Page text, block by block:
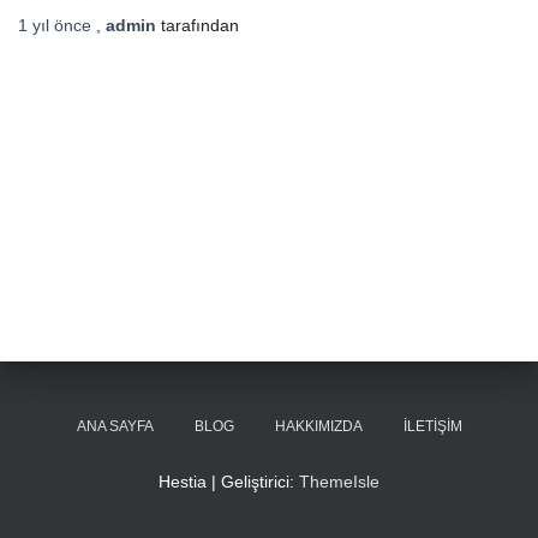
1 yıl önce admin tarafından
ANA SAYFA BLOG HAKKIMIZDA İLETIŞIM
Hestia | Geliştirici: ThemeIsle